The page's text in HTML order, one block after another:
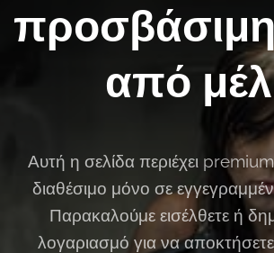
από
Αυτή η σελίδα περιέχει
διαθέσιμο μόνο σε
Παρακαλούμε εισέλθετε ή
λογαριασμό για να